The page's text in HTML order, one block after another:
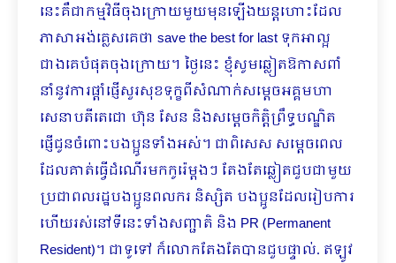
នេះគឺជាកម្មវិធីចុងក្រោយមួយមុនឡើងយន្តហោះដែល
ភាសាអង់គ្លេសគេថា save the best for last ទុកអាល្អ
ជាងគេបំផុតចុងក្រោយ។ ថ្ងៃនេះ ខ្ញុំសូមឆ្លៀតឱកាសពាំ
នាំនូវការផ្ដាំផ្ញើសួរសុខទុក្ខពីសំណាក់សម្ដេចអគ្គមហា
សេនាបតីតេជោ ហ៊ុន សែន និងសម្ដេចកិត្តិព្រឹទ្ធបណ្ឌិត
ផ្ញើជូនចំពោះបងប្អូនទាំងអស់។ ជាពិសេស សម្ដេចពេល
ដែលគាត់ធ្វើដំណើរមកកូរ៉េម្ដងៗ តែងតែឆ្លៀតជួបជាមួយ
ប្រជាពលរដ្ឋបងប្អូ​នពលករ និស្សិត​ បងប្អូនដែលរៀបការ
ហើយរស់នៅទីនេះទាំង​សញ្ជាតិ និង PR (Permanent
Resident)។ ជាទូទៅ ក៏លោកតែងតែបានជួបផ្ទាល់. ឥឡូវ